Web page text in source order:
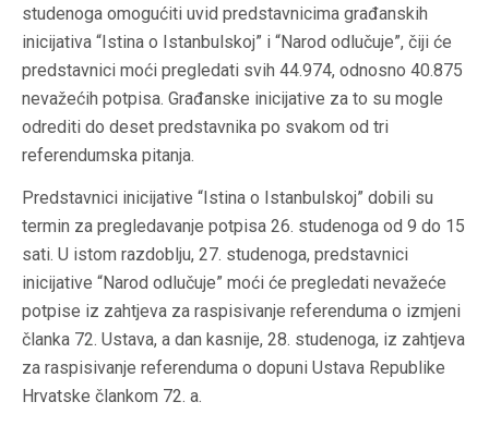
studenoga omogućiti uvid predstavnicima građanskih
inicijativa “Istina o Istanbulskoj” i “Narod odlučuje”, čiji će
predstavnici moći pregledati svih 44.974, odnosno 40.875
nevažećih potpisa. Građanske inicijative za to su mogle
odrediti do deset predstavnika po svakom od tri
referendumska pitanja.
Predstavnici inicijative “Istina o Istanbulskoj” dobili su
termin za pregledavanje potpisa 26. studenoga od 9 do 15
sati. U istom razdoblju, 27. studenoga, predstavnici
inicijative “Narod odlučuje” moći će pregledati nevažeće
potpise iz zahtjeva za raspisivanje referenduma o izmjeni
članka 72. Ustava, a dan kasnije, 28. studenoga, iz zahtjeva
za raspisivanje referenduma o dopuni Ustava Republike
Hrvatske člankom 72. a.